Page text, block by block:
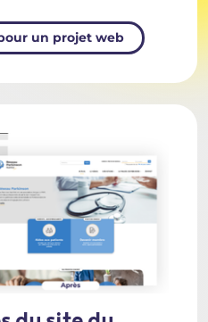
un projet web